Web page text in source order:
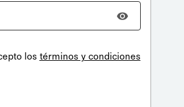
los términos y condiciones